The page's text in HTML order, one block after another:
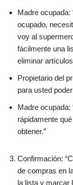
Madre ocupada:
ocupado,
voy al
fácilmente una
eliminar
Propietario del
para usted
Madre ocupada:
rápidamente
obtener.”
Confirmación:
de compras en
la lista y marcar